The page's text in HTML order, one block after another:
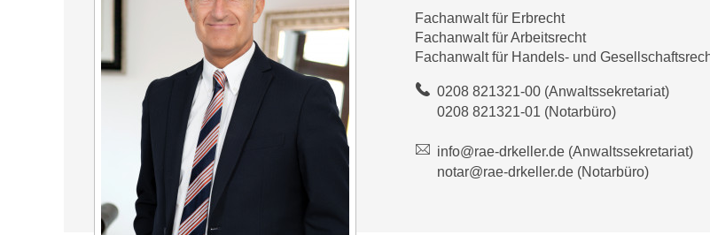
Fachanwalt für Erbrecht
Fachanwalt für Arbeitsrecht
Fachanwalt für Handels- und
0208 821321-00 (Anwaltssekretariat)
0208 821321-01 (Notarbüro)
info@rae-drkeller.de (Anwaltssekretariat)
notar@rae-drkeller.de (Notarbüro)